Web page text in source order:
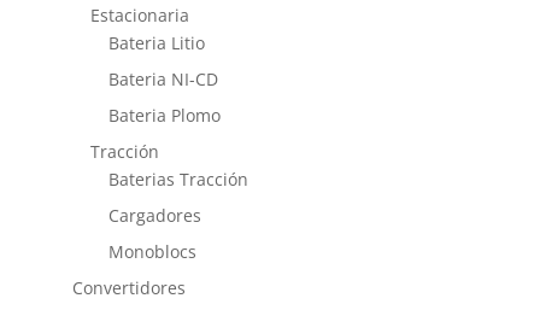
Estacionaria
Bateria Litio
Bateria NI-CD
Bateria Plomo
Tracción
Baterias Tracción
Cargadores
Monoblocs
Convertidores